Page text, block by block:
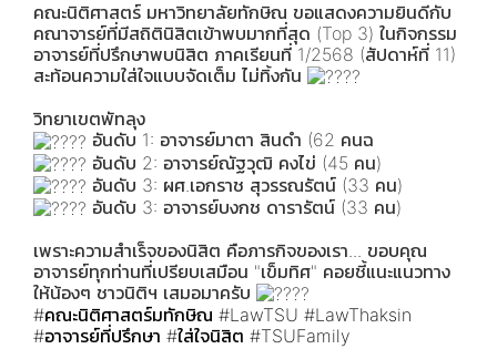
คณะนิติศาสตร์ มหาวิทยาลัยทักษิณ ขอแสดงความยินดีกับ
คณาจารย์ที่มีสถิตินิสิตเข้าพบมากที่สุด (Top 3) ในกิจกรรม
อาจารย์ที่ปรึกษาพบนิสิต ภาคเรียนที่ 1/2568 (สัปดาห์ที่ 11)
สะท้อนความใส่ใจแบบจัดเต็ม ไม่ทิ้งกัน
วิทยาเขตพัทลุง
อันดับ 1: อาจารย์มาตา สินดำ (62 คนฉ
อันดับ 2: อาจารย์ณัฐวุฒิ คงไข่ (45 คน)
อันดับ 3: ผศ.เอกราช สุวรรณรัตน์ (33 คน)
อันดับ 3: อาจารย์บงกช ดารารัตน์ (33 คน)
เพราะความสำเร็จของนิสิต คือภารกิจของเรา... ขอบคุณ
อาจารย์ทุกท่านที่เปรียบเสมือน "เข็มทิศ" คอยชี้แนะแนวทาง
ให้น้องๆ ชาวนิติฯ เสมอมาครับ
#คณะนิติศาสตร์มทักษิณ #LawTSU #LawThaksin
#อาจารย์ที่ปรึกษา #ใส่ใจนิสิต #TSUFamily